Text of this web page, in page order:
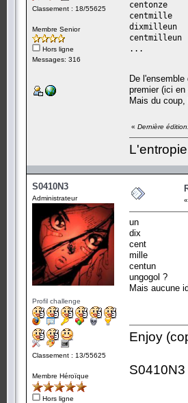
Classement : 18/55625
Membre Senior
Hors ligne
Messages: 316
centonze
centmille
dixmilleun
centmilleun
...
De
premier (ici en
Mais du
« Dernière
S0410N3
Administrateur
Profil challenge
Classement : 13/55625
Membre Héroïque
Hors ligne
«
un
dix
cent
mille
centun
ungogol ?
Mais aucune
Enjoy
S0410N3